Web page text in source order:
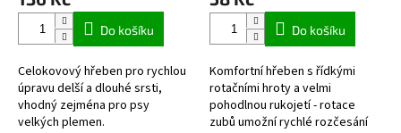
Do košíku
Celokovový hřeben pro rychlou
úpravu delší a dlouhé srsti,
vhodný zejména pro psy
velkých plemen.
Do košíku
Komfortní hřeben s řídkými
rotačními hroty a velmi
pohodlnou rukojetí - rotace
zubů umožní rychlé rozčesání